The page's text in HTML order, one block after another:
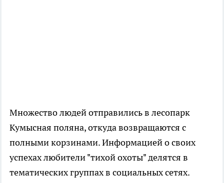
Множество людей отправились в лесопарк
Кумысная поляна, откуда возвращаются с
полными корзинами. Информацией о своих
успехах любители "тихой охоты" делятся в
тематических группах в социальных сетях.